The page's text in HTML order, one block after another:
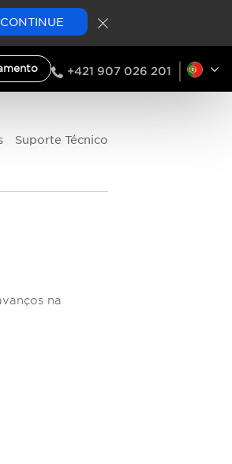
CONTINUE
+421 907 026 201
Suporte Técnico
na